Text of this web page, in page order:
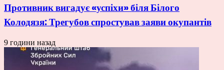
Противник вигадує «успіхи» біля Білого
Колодязя: Трегубов спростував заяви окупантів
9 години назад